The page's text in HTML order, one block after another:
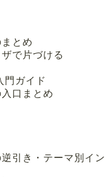
とめ
で片づける
門ガイド
口まとめ
引き・テーマ別イン